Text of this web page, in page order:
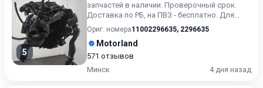
5
запчастей в наличии. Проверочный срок.
Доставка по РБ, на ПВЗ - бесплатно. Для
получения актуальн...
Ориг. номера11002296635, 2296635
Motorland
571 отзывов
Минск
4 дня назад